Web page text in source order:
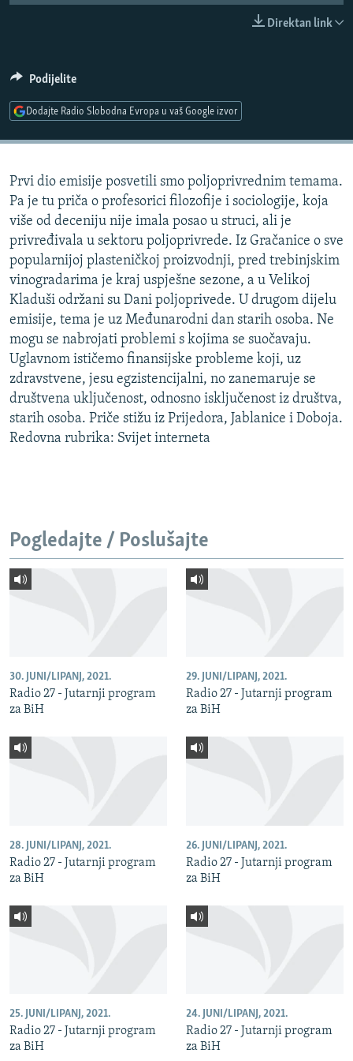
SPECIJALI RSE
VIŠE OD NASLOVA
TV LIBERTY
POST SCRIPTUM
MOJA EVROPA
TRI DECENIJE OD RATA U BIH
SVE KARTE DEJTONA
NASTANAK I RASPAD JUGOSLAVIJE
PRATITE NAS
Sve RFE/RL stranice
Direktan link
Podijelite
Dodajte Radio Slobodna Evropa u vaš Google izvor
Prvi dio emisije posvetili smo poljoprivrednim temama.
Pa je tu priča o profesorici filozofije i sociologije, koja
više od deceniju nije imala posao u struci, ali je
privređivala u sektoru poljoprivrede. Iz Gračanice o sve
popularnijoj plasteničkoj proizvodnji, pred trebinjskim
vinogradarima je kraj uspješne sezone, a u Velikoj
Kladuši održani su Dani poljoprivede. U drugom dijelu
emisije, tema je uz Međunarodni dan starih osoba. Ne
mogu se nabrojati problemi s kojima se suočavaju.
Uglavnom ističemo finansijske probleme koji, uz
zdravstvene, jesu egzistencijalni, no zanemaruje se
društvena uključenost, odnosno isključenost iz društva,
starih osoba. Priče stižu iz Prijedora, Jablanice i Doboja.
Redovna rubrika: Svijet interneta
Pogledajte / Poslušajte
30. JUNI/LIPANJ, 2021.
Radio 27 - Jutarnji program
za BiH
29. JUNI/LIPANJ, 2021.
Radio 27 - Jutarnji program
za BiH
28. JUNI/LIPANJ, 2021.
Radio 27 - Jutarnji program
za BiH
26. JUNI/LIPANJ, 2021.
Radio 27 - Jutarnji program
za BiH
25. JUNI/LIPANJ, 2021.
Radio 27 - Jutarnji program
za BiH
24. JUNI/LIPANJ, 2021.
Radio 27 - Jutarnji program
za BiH